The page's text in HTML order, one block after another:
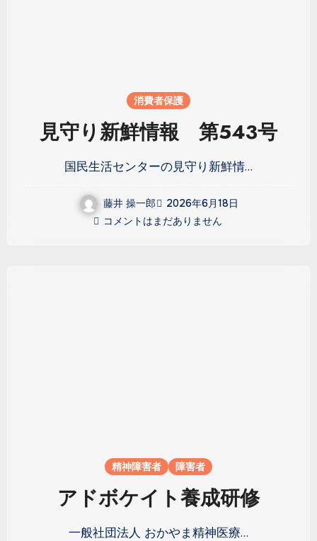
消費者保護
見守り新鮮情報 第543号
国民生活センターの見守り新鮮情…
藤井 操一郎
2026年6月18日
コメントはまだありません
精神障害者 障害者
アドボケイト養成研修
一般社団法人 おかやま精神医療…